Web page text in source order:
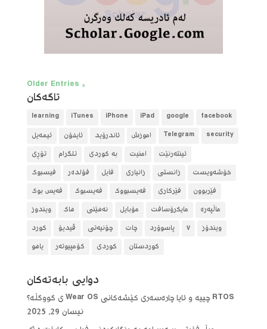
« Older Entries
تاگه‌كان
facebook
google
iPad
iPhone
iTunes
learning
security
Telegram آموزش ئاندرۆید ئایفۆن
ئیمەیل
ئینتەرنێت
امنیت بە کوردی تلگرام
تۆڕی
خۆشەویست
زانستی زانیاری فایل فۆلده‌ر
فیسبوک
فێربوون
فێرکاری فەیسبووک فەیسبوک
فەیس بوک
ماڵپەرە
مایکرۆسافت مۆبایل نەهێنی هاک
ویندوز
ویندۆز
٧ پاسوۆرد چات چۆنیەتی ڤیدیۆ
کورد
کوردستان
کوردی کۆمپیوتەر یاهو
دوایی بابه‌ته‌كان
RTOS چییە و ئایا چارەسەری کێشەکانی Wear OS ی گووگڵە؟
نیسان 29, 2025